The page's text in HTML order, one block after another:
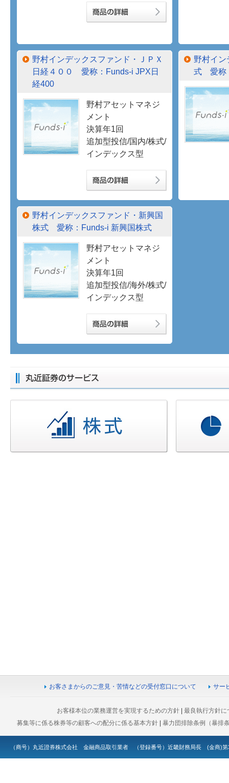
野村インデックスファンド・ＪＰＸ
日経４００ 愛称：Funds-i JPX日
経400
野村アセットマネジ
メント
決算年1回
追加型投信/国内/株式/
インデックス型
野村イン
式 愛称
野村インデックスファンド・新興国
株式 愛称：Funds-i 新興国株式
野村アセットマネジ
メント
決算年1回
追加型投信/海外/株式/
インデックス型
お客さまからのご意見・苦情などの受付窓口について サー
お客様本位の業務運営を実現するための方針 |最良執行方針に
募集等に係る株券等の顧客への配分に係る基本方針 |暴力団排除条例（暴排
（商号）丸近證券株式会社 金融商品取引業者 （登録番号）近畿財務局長 (金商)